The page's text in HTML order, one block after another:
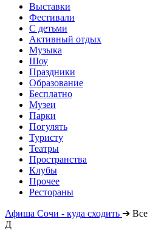
Выставки
Фестивали
С детьми
Активный отдых
Музыка
Шоу
Праздники
Образование
Бесплатно
Музеи
Парки
Погулять
Туристу
Театры
Пространства
Клубы
Прочее
Рестораны
Афиша Сочи - куда сходить ➔ Все
Д